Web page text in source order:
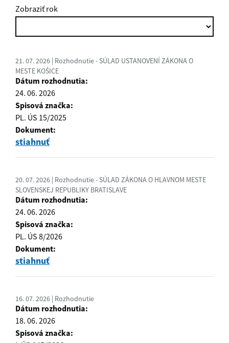
Zobraziť rok
21. 07. 2026 | Rozhodnutie - SÚLAD USTANOVENÍ ZÁKONA O
MESTE KOŠICE
Dátum rozhodnutia:
24. 06. 2026
Spisová značka:
PL. ÚS 15/2025
Dokument:
stiahnuť
20. 07. 2026 | Rozhodnutie - SÚLAD ZÁKONA O HLAVNOM MESTE
SLOVENSKEJ REPUBLIKY BRATISLAVE
Dátum rozhodnutia:
24. 06. 2026
Spisová značka:
PL. ÚS 8/2026
Dokument:
stiahnuť
16. 07. 2026 | Rozhodnutie
Dátum rozhodnutia:
18. 06. 2026
Spisová značka: